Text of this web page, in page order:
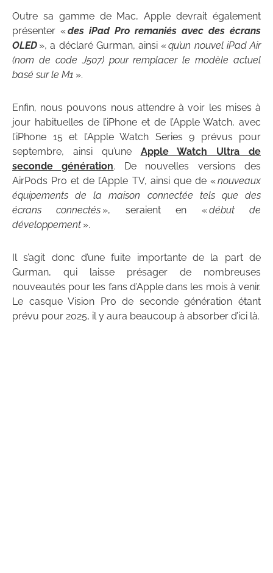
Outre sa gamme de Mac, Apple devrait également
présenter «des iPad Pro remaniés avec des écrans
OLED », a déclaré Gurman, ainsi «qu’un nouvel iPad Air
(nom de code J507) pour remplacer le modèle actuel
basé sur le M1 ».
Enfin, nous pouvons nous attendre à voir les mises à
jour habituelles de l’iPhone et de l’Apple Watch, avec
l’iPhone 15 et l’Apple Watch Series 9 prévus pour
septembre, ainsi qu’une Apple Watch Ultra de
seconde génération. De nouvelles versions des
AirPods Pro et de l’Apple TV, ainsi que de «nouveaux
équipements de la maison connectée tels que des
écrans connectés », seraient en «début de
développement ».
Il s’agit donc d’une fuite importante de la part de
Gurman, qui laisse présager de nombreuses
nouveautés pour les fans d’Apple dans les mois à venir.
Le casque Vision Pro de seconde génération étant
prévu pour 2025, il y aura beaucoup à absorber d’ici là.